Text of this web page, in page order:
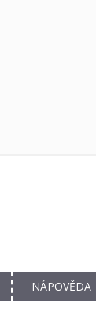
NÁPOVĚDA